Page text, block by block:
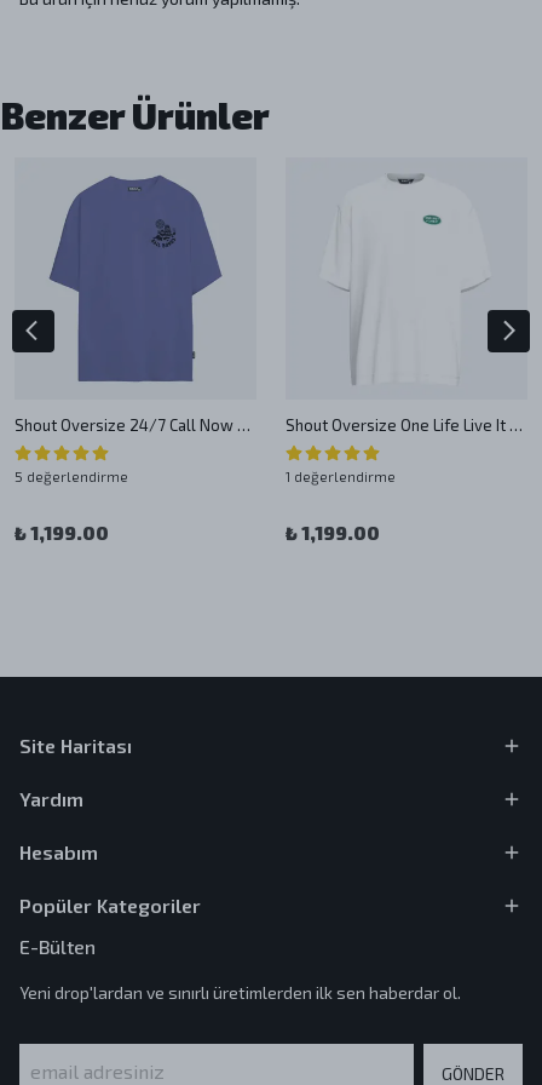
Benzer Ürünler
Shout Oversize 24/7 Call Now Toll Free Unisex T-Shirt
5 değerlendirme
₺ 1,199.00
Shout Oversize One Life Live It Unisex T-Shirt
1 değerlendirme
₺ 1,199.00
Site Haritası
Yardım
Hesabım
Popüler Kategoriler
E-Bülten
Yeni drop'lardan ve sınırlı üretimlerden ilk sen haberdar ol.
GÖNDER